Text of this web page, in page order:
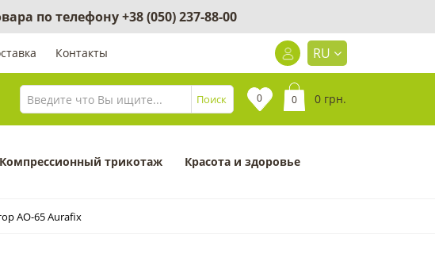
по телефону+38 (050) 237-88-00
Контакты RU
Поиск 0 0 0 грн.
Компрессионный трикотаж Красота и здоровье
АО-65 Aurafix